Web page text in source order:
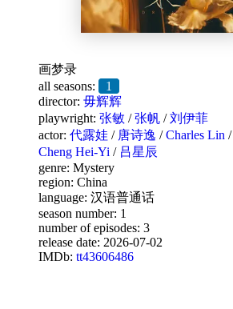
画梦录
all seasons:
1
director: 毋辉辉
playwright: 张敏 /张帆 /刘伊菲
actor: 代露娃 / 唐诗逸 /Charles Lin /
Cheng Hei-Yi / 吕星辰
genre: Mystery
region: China
language: 汉语普通话
season number: 1
number of episodes: 3
release date: 2026-07-02
IMDb: tt43606486